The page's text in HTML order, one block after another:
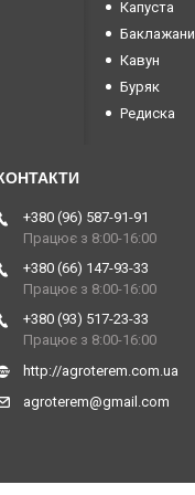
Капуста
Баклажани
Кавун
Буряк
Редиска
+380 (96) 587-91-91
Працює з 8:00-16:00
+380 (66) 147-93-33
Працює з 8:00-16:00
+380 (93) 517-23-33
Працює з 8:00-16:00
http://agroterem.com.ua
agroterem@gmail.com